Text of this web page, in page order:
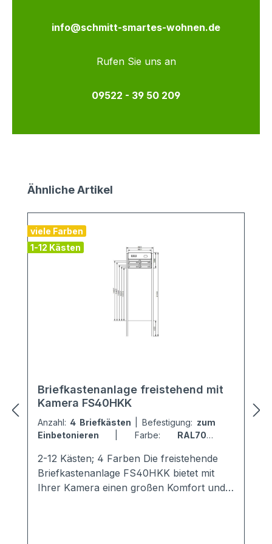
info@schmitt-smartes-wohnen.de
Rufen Sie uns an
09522 - 39 50 209
Produktgalerie überspringen
Ähnliche Artikel
viele Farben
1-12 Kästen
Briefkastenanlage freistehend mit
Kamera FS40HKK
Anzahl: 4 Briefkästen Befestigung: zum
Einbetonieren
Farbe: RAL7016
2-12 Kästen; 4 Farben Die freistehende
Briefkastenanlage FS40HKK bietet mit
Ihrer Kamera einen großen Komfort und